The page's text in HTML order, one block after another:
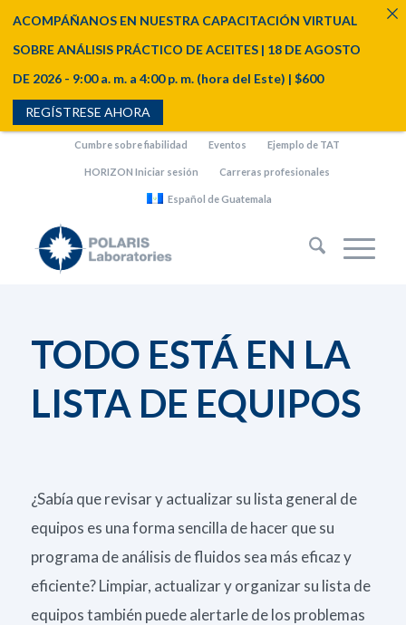
Cumbre sobre fiabilidad Eventos Ejemplo de TAT
HORIZON Iniciar sesión Carreras profesionales
Español de Guatemala
TODO ESTÁ EN LA
LISTA DE EQUIPOS
¿Sabía que revisar y actualizar su lista general de
equipos es una forma sencilla de hacer que su
programa de análisis de fluidos sea más eficaz y
eficiente? Limpiar, actualizar y organizar su lista de
equipos también puede alertarle de los problemas
ACOMPÁÑANOS EN NUESTRA CAPACITACIÓN VIRTUAL
SOBRE ANÁLISIS PRÁCTICO DE ACEITES | 18 DE AGOSTO
DE 2026 - 9:00 a. m. a 4:00 p. m. (hora del Este) | $600
REGÍSTRESE AHORA